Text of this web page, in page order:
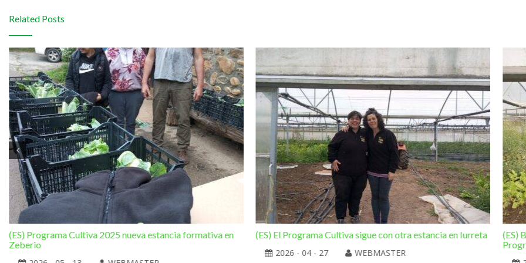
Related Posts
(ES) Programa Cultiva 2025 nueva estancia formativa en
Zeberio
(ES) El Programa Cultiva sigue con otra estancia en Iurreta
2026 - 04 - 27
WEBMASTER
(ES)